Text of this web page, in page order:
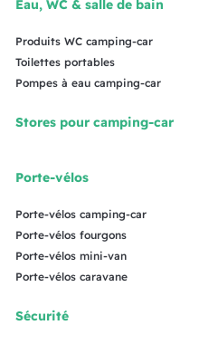
Eau, WC & salle de bain
Produits WC camping-car
Toilettes portables
Pompes à eau camping-car
Stores pour camping-car
Porte-vélos
Porte-vélos camping-car
Porte-vélos fourgons
Porte-vélos mini-van
Porte-vélos caravane
Sécurité